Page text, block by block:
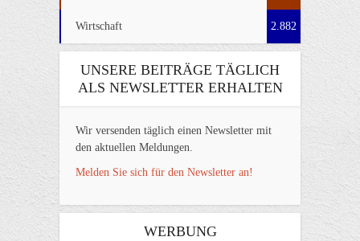
Wirtschaft 2.882
UNSERE BEITRÄGE TÄGLICH
ALS NEWSLETTER ERHALTEN
Wir versenden täglich einen Newsletter mit
den aktuellen Meldungen.
Melden Sie sich für den Newsletter an!
WERBUNG